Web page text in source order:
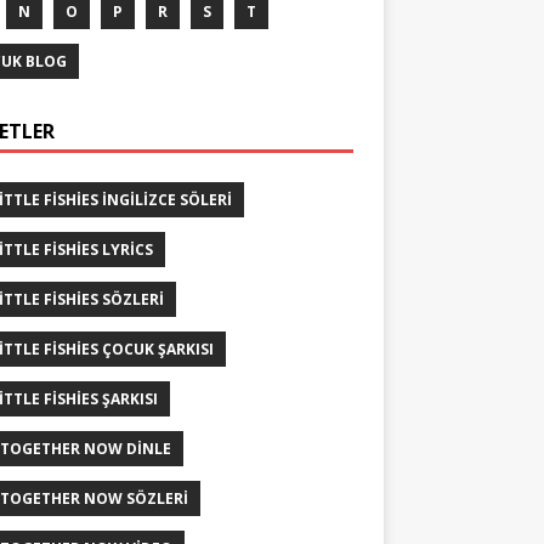
N O P R S T
BLOG
FISHIES INGILIZCE SÖLERI
FISHIES LYRICS
FISHIES SÖZLERI
FISHIES ÇOCUK ŞARKISI
FISHIES ŞARKISI
NOW DINLE
NOW SÖZLERI